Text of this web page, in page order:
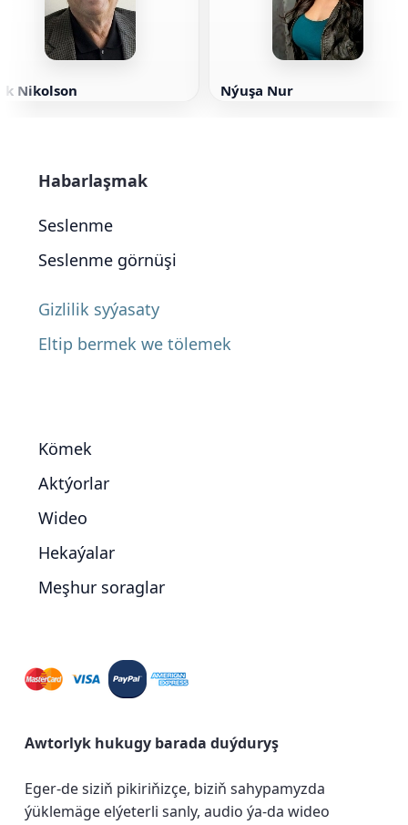
Nikolson Nýuşa Nur
Habarlaşmak
Seslenme
Seslenme görnüşi
Gizlilik syýasaty
Eltip bermek we tölemek
Kömek
Aktýorlar
Wideo
Hekaýalar
Meşhur soraglar
Awtorlyk hukugy barada duýduryş
Eger-de siziň pikiriňizçe, biziň sahypamyzda
ýüklemäge elýeterli sanly, audio ýa-da wideo